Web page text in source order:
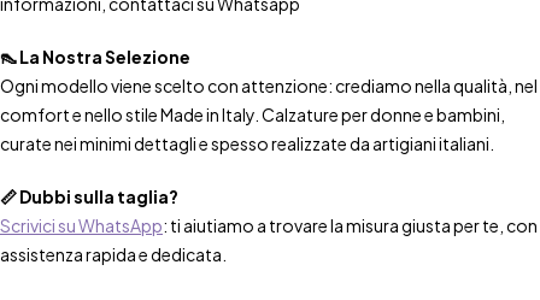
👠 La Nostra Selezione
Ogni modello viene scelto con attenzione: crediamo nella qualità, nel
comfort e nello stile Made in Italy. Calzature per donne e bambini,
curate nei minimi dettagli e spesso realizzate da artigiani italiani.
📏 Dubbi sulla taglia?
Scrivici su WhatsApp: ti aiutiamo a trovare la misura giusta per te, con
assistenza rapida e dedicata.